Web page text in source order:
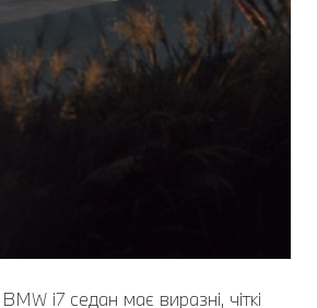
i7 седан має виразні, чіткі